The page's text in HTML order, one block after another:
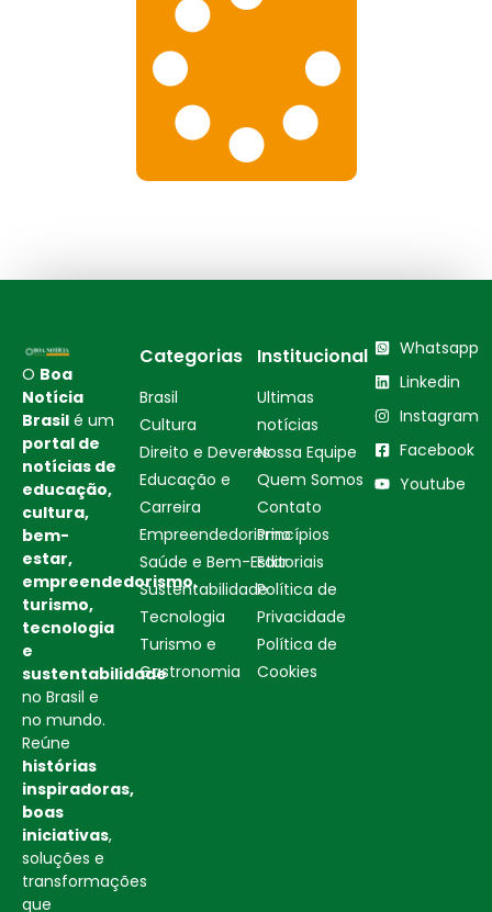
O Boa
Notícia
Brasil é um
portal de
notícias de
educação,
cultura,
bem-
estar,
empreendedorismo,
turismo,
tecnologia
e
sustentabilidade
no Brasil e
no mundo.
Reúne
histórias
inspiradoras,
boas
iniciativas,
soluções e
transformações
que
Categorias
Brasil
Cultura
Direito e Deveres
Educação e
Carreira
Empreendedorismo
Saúde e Bem-Estar
Sustentabilidade
Tecnologia
Turismo e
Gastronomia
Institucional
Ultimas
notícias
Nossa Equipe
Quem Somos
Contato
Princípios
Editoriais
Política de
Privacidade
Política de
Cookies
Whatsapp
Linkedin
Instagram
Facebook
Youtube